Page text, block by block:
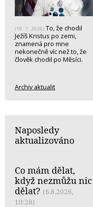
(19. 7. 2026) To, že chodil
Ježíš Kristus po zemi,
znamená pro mne
nekonečně víc než to, že
člověk chodil po Měsíci.
Archiv aktualit
Naposledy
aktualizováno
Co mám dělat,
když nezmůžu nic
dělat? (6.8.2026,
10:28)